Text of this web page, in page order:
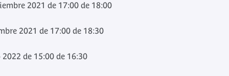
2021 de 17:00 de 18:00
2021 de 17:00 de 18:30
de 15:00 de 16:30